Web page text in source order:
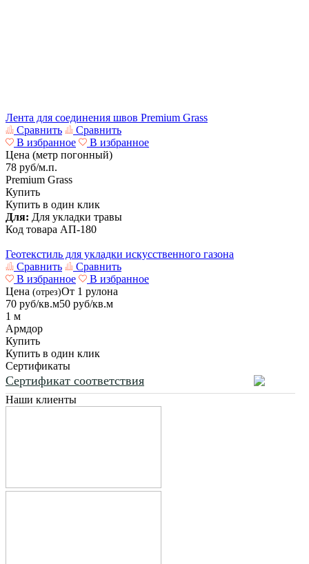
Лента для соединения швов Premium Grass
Сравнить
Сравнить
В избранное
В избранное
Цена (метр погонный)
78 руб/м.п.
Premium Grass
Купить
Купить в один клик
Для: Для укладки травы
Код товара АП-180
Геотекстиль для укладки искусственного газона
Сравнить
Сравнить
В избранное
В избранное
Цена (отрез)От 1 рулона
70 руб/кв.м50 руб/кв.м
1 м
Армдор
Купить
Купить в один клик
Сертификаты
Сертификат соответствия
Наши клиенты